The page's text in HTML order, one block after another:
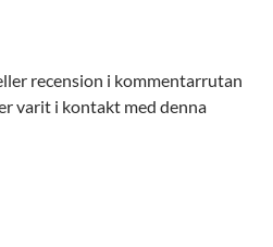
recension i kommentarrutan
varit i kontakt med denna